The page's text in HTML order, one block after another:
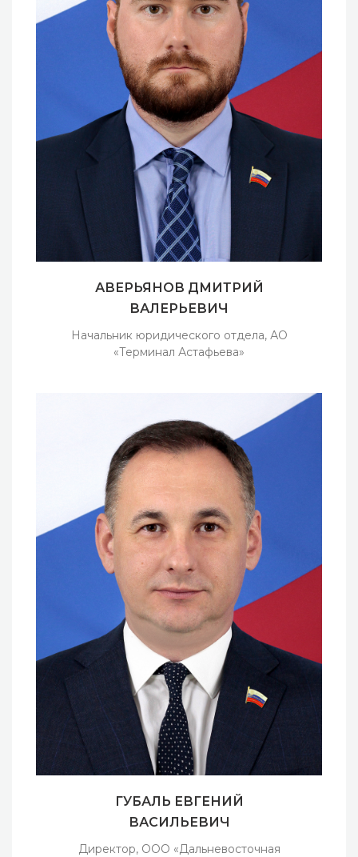
АВЕРЬЯНОВ ДМИТРИЙ
ВАЛЕРЬЕВИЧ
Начальник юридического отдела, АО
«Терминал Астафьева»
ГУБАЛЬ ЕВГЕНИЙ
ВАСИЛЬЕВИЧ
Директор, ООО «Дальневосточная